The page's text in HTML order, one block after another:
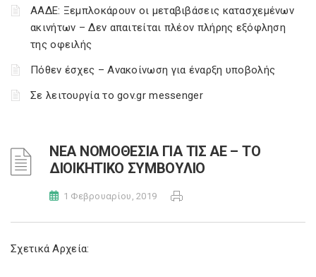
ΑΑΔΕ: Ξεμπλοκάρουν οι μεταβιβάσεις κατασχεμένων
ακινήτων – Δεν απαιτείται πλέον πλήρης εξόφληση
της οφειλής
Πόθεν έσχες – Ανακοίνωση για έναρξη υποβολής
Σε λειτουργία το gov.gr messenger
ΝΕΑ ΝΟΜΟΘΕΣΙΑ ΓΙΑ ΤΙΣ ΑΕ – ΤΟ
ΔΙΟΙΚΗΤΙΚΟ ΣΥΜΒΟΥΛΙΟ
1 Φεβρουαρίου, 2019
Σχετικά Αρχεία: